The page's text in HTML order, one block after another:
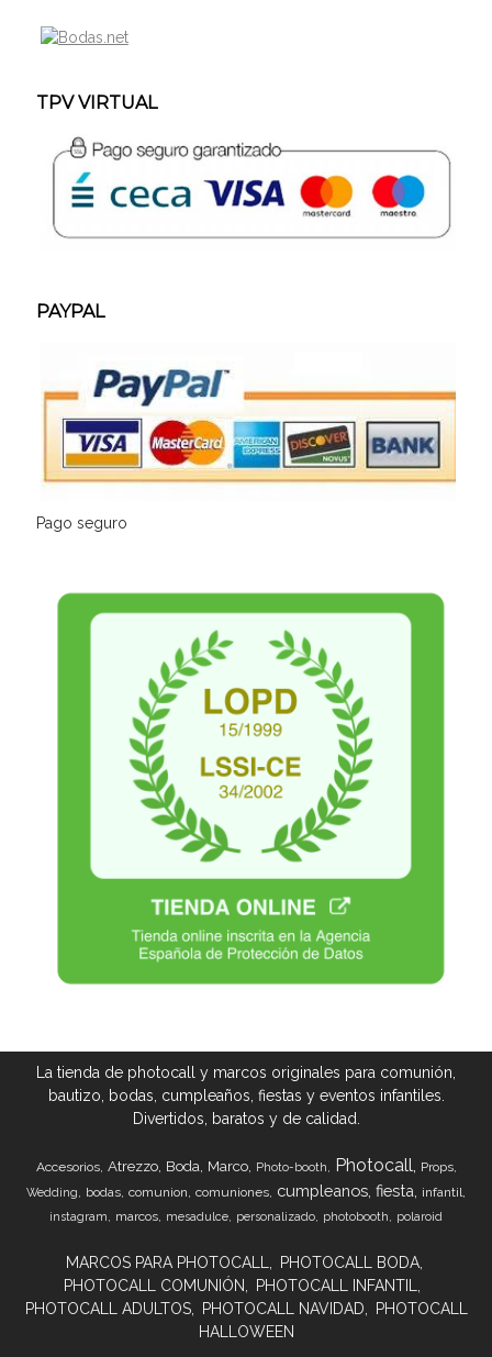
TPV VIRTUAL
PAYPAL
Pago seguro
La tienda de photocall y marcos originales para comunión,
bautizo, bodas, cumpleaños, fiestas y eventos infantiles.
Divertidos, baratos y de calidad.
Accesorios Atrezzo Boda Marco Photo-booth Photocall Props
Wedding bodas comunion comuniones cumpleanos fiesta infantil
instagram marcos mesadulce personalizado photobooth polaroid
MARCOS PARA PHOTOCALL
PHOTOCALL BODA
PHOTOCALL COMUNIÓN
PHOTOCALL INFANTIL
PHOTOCALL ADULTOS
PHOTOCALL NAVIDAD
PHOTOCALL
HALLOWEEN